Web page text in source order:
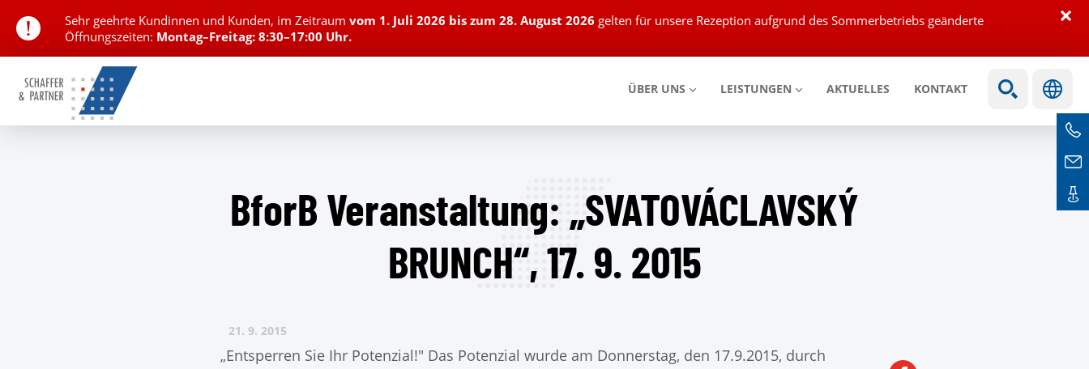
Sehr geehrte Kundinnen und Kunden, im Zeitraum vom 1. Juli 2026 bis zum 28. August 2026 gelten für unsere Rezeption aufgrund des Sommerbetriebs geänderte
Öffnungszeiten: Montag–Freitag: 8:30–17:00 Uhr.
×
ÜBER UNS LEISTUNGEN AKTUELLES KONTAKT
BforB Veranstaltung: „SVATOVÁCLAVSKÝ
BRUNCH“, 17. 9. 2015
21. 9. 2015
„Entsperren Sie Ihr Potenzial!" Das Potenzial wurde am Donnerstag, den 17.9.2015, durch